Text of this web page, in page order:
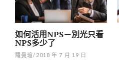
如何活用NPS－別光只看
NPS多少了
羅曼瑄/ 2018 年 7 月 19 日